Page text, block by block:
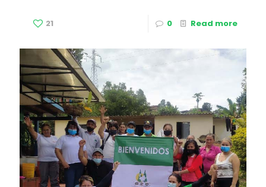
21 0 Read more